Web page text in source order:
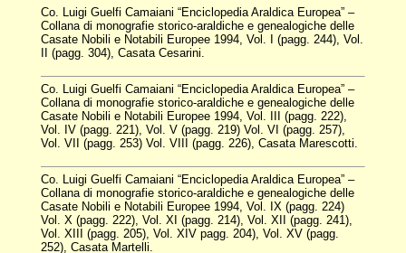
Co. Luigi Guelfi Camaiani “Enciclopedia Araldica Europea” –
Collana di monografie storico-araldiche e genealogiche delle
Casate Nobili e Notabili Europee 1994, Vol. I (pagg. 244), Vol.
II (pagg. 304), Casata Cesarini.
Co. Luigi Guelfi Camaiani “Enciclopedia Araldica Europea” –
Collana di monografie storico-araldiche e genealogiche delle
Casate Nobili e Notabili Europee 1994, Vol. III (pagg. 222),
Vol. IV (pagg. 221), Vol. V (pagg. 219) Vol. VI (pagg. 257),
Vol. VII (pagg. 253) Vol. VIII (pagg. 226), Casata Marescotti.
Co. Luigi Guelfi Camaiani “Enciclopedia Araldica Europea” –
Collana di monografie storico-araldiche e genealogiche delle
Casate Nobili e Notabili Europee 1994, Vol. IX (pagg. 224)
Vol. X (pagg. 222), Vol. XI (pagg. 214), Vol. XII (pagg. 241),
Vol. XIII (pagg. 205), Vol. XIV pagg. 204), Vol. XV (pagg.
252), Casata Martelli.